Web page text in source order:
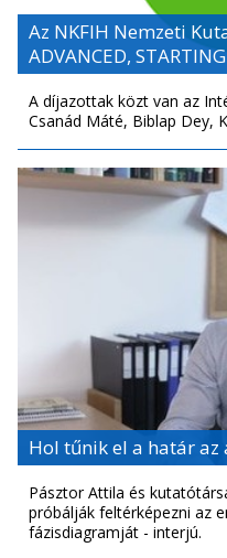
Az NKFIH Nemzeti
ADVANCED,
A díjazottak közt van az
Csanád Máté, Biblap Dey,
Hol tűnik el a határ az
Pásztor Attila és
próbálják feltérképezni az
fázisdiagramját - interjú.